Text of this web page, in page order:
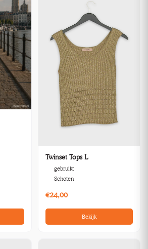
Twinset Tops L
gebruikt
Schoten
€24,00
Bekijk